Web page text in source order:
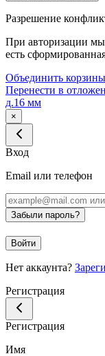
Разрешение
При авторизации
есть
Объединить корзины
Перенести в
д.16 мм
×
Вход
Email или телефон
Забыли пароль?
Войти
Нет аккаунта?
Регистрация
Регистрация
Имя